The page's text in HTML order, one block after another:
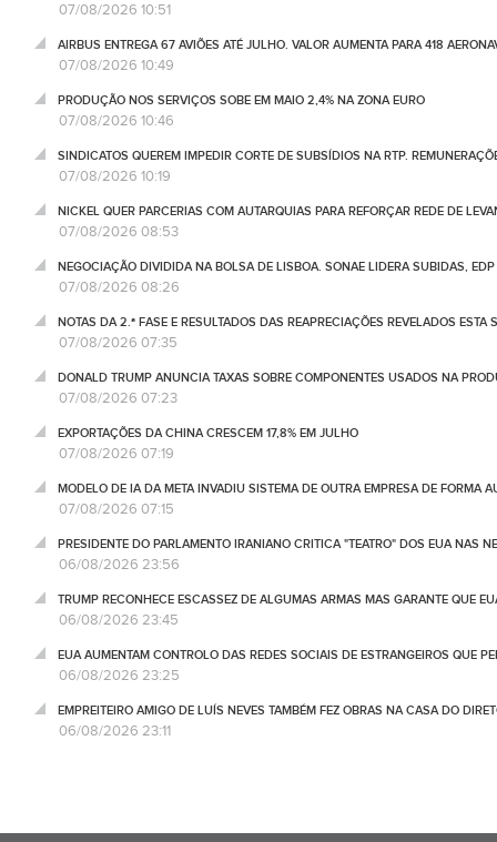
07/08/2026 10:51
AIRBUS ENTREGA 67 AVIÕES ATÉ JULHO. VALOR AUMENTA PARA 418
07/08/2026 10:49
PRODUÇÃO NOS SERVIÇOS SOBE EM MAIO 2,4% NA ZONA EURO
07/08/2026 10:46
SINDICATOS QUEREM IMPEDIR CORTE DE SUBSÍDIOS NA RTP.
07/08/2026 10:19
NICKEL QUER PARCERIAS COM AUTARQUIAS PARA REFORÇAR REDE DE
07/08/2026 08:53
NEGOCIAÇÃO DIVIDIDA NA BOLSA DE LISBOA. SONAE LIDERA SUBIDAS, EDP
07/08/2026 08:26
NOTAS DA 2.ª FASE E RESULTADOS DAS REAPRECIAÇÕES REVELADOS ESTA
07/08/2026 07:35
DONALD TRUMP ANUNCIA TAXAS SOBRE COMPONENTES USADOS NA
07/08/2026 07:23
EXPORTAÇÕES DA CHINA CRESCEM 17,8% EM JULHO
07/08/2026 07:19
MODELO DE IA DA META INVADIU SISTEMA DE OUTRA EMPRESA DE FORMA
07/08/2026 07:15
PRESIDENTE DO PARLAMENTO IRANIANO CRITICA "TEATRO" DOS EUA NAS
06/08/2026 23:56
TRUMP RECONHECE ESCASSEZ DE ALGUMAS ARMAS MAS GARANTE QUE
06/08/2026 23:45
EUA AUMENTAM CONTROLO DAS REDES SOCIAIS DE ESTRANGEIROS QUE
06/08/2026 23:25
EMPREITEIRO AMIGO DE LUÍS NEVES TAMBÉM FEZ OBRAS NA CASA DO
06/08/2026 23:11